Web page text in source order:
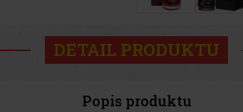
DETAIL PRODUKTU
Popis produktu